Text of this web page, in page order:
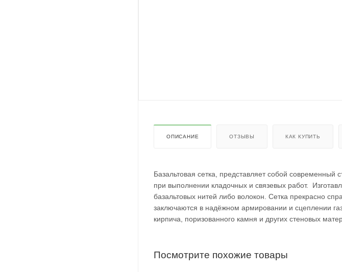
ОПИСАНИЕ ОТЗЫВЫ КАК КУПИТЬ
Базальтовая сетка, представляет собой
при выполнении кладочных и связевых работ.
базальтовых нитей либо волокон. Сетка прекрасно
заключаются в надёжном армировании и сцеплении
кирпича, поризованного камня и других стеновых
Посмотрите похожие товары